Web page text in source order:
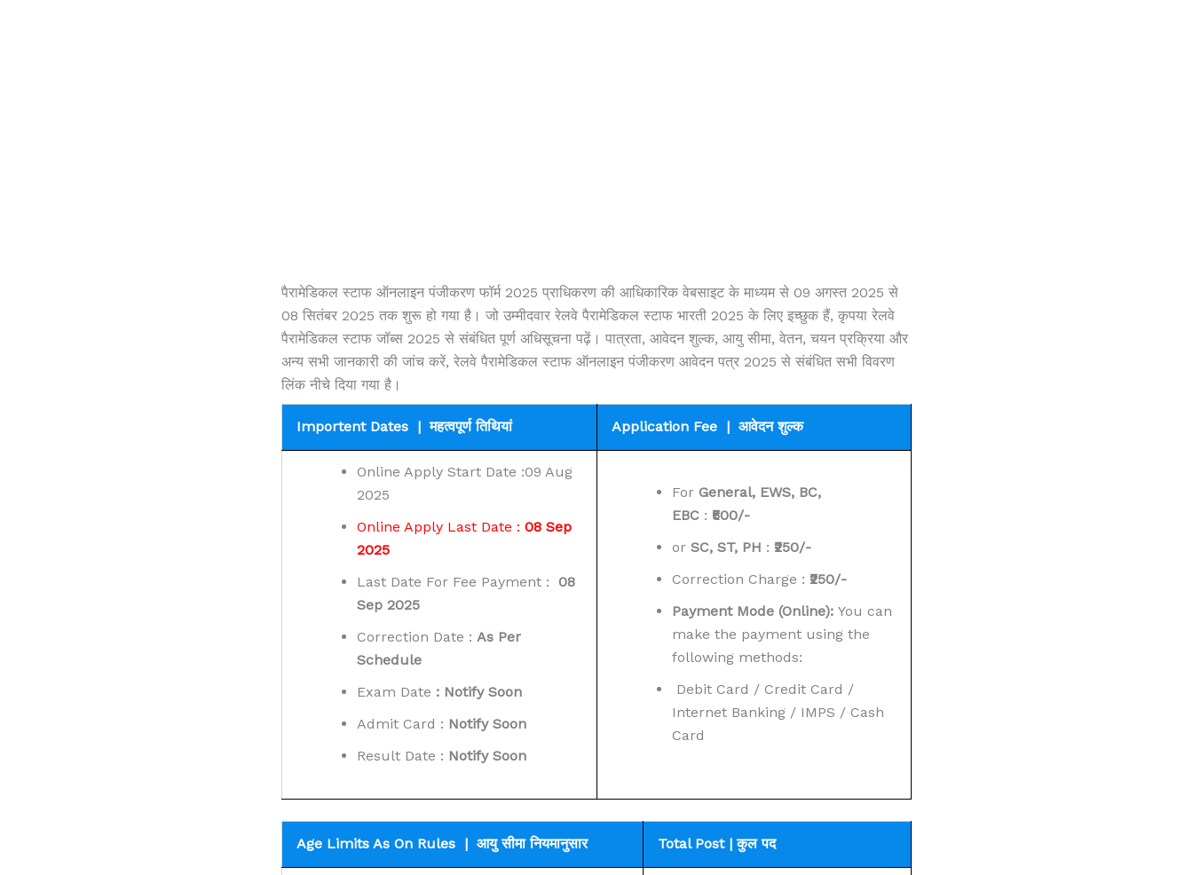
पैरामेडिकल स्टाफ ऑनलाइन पंजीकरण फॉर्म 2025 प्राधिकरण की आधिकारिक वेबसाइट के माध्यम से 09 अगस्त 2025 से
08 सितंबर 2025 तक शुरू हो गया है। जो उम्मीदवार रेलवे पैरामेडिकल स्टाफ भारती 2025 के लिए इच्छुक हैं, कृपया रेलवे
पैरामेडिकल स्टाफ जॉब्स 2025 से संबंधित पूर्ण अधिसूचना पढ़ें। पात्रता, आवेदन शुल्क, आयु सीमा, वेतन, चयन प्रक्रिया और
अन्य सभी जानकारी की जांच करें, रेलवे पैरामेडिकल स्टाफ ऑनलाइन पंजीकरण आवेदन पत्र 2025 से संबंधित सभी विवरण
लिंक नीचे दिया गया है।
Importent Dates | महत्वपूर्ण तिथियां Application Fee | आवेदन शुल्क
Online Apply Start Date :09 Aug
2025
Online Apply Last Date : 08 Sep
2025
Last Date For Fee Payment : 08
Sep 2025
Correction Date : As Per
Schedule
Exam Date : Notify Soon
Admit Card : Notify Soon
Result Date : NotifySoon
For General, EWS, BC,
EBC : ₹500/-
or SC, ST, PH : ₹250/-
Correction Charge : ₹250/-
Payment Mode (Online): You can
make the payment using the
following methods:
Debit Card / Credit Card /
Internet Banking / IMPS / Cash
Card
Age Limits As On Rules | आयु सीमा नियमानुसार Total Post | कुल पद